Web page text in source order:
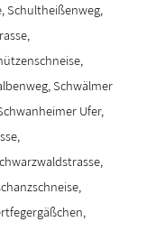
Schultheißenweg,
Schwälmer
Ufer,